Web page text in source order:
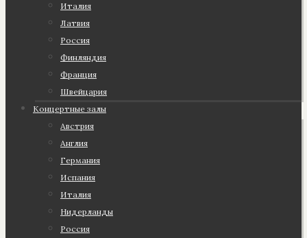
Италия
Латвия
Россия
Финляндия
Франция
Швейцария
Концертные залы
Австрия
Англия
Германия
Испания
Италия
Нидерланды
Россия